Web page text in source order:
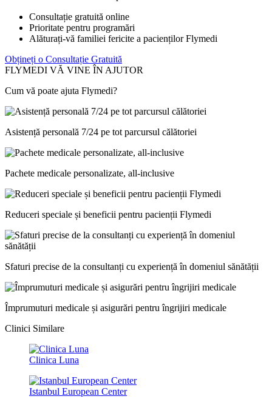
Consultație gratuită online
Prioritate pentru programări
Alăturați-vă familiei fericite a pacienților Flymedi
Obțineți o Consultație Gratuită
FLYMEDI VĂ VINE ÎN AJUTOR
Cum vă poate ajuta Flymedi?
Asistență personală 7/24 pe tot parcursul călătoriei
Pachete medicale personalizate, all-inclusive
Reduceri speciale și beneficii pentru pacienții Flymedi
Sfaturi precise de la consultanți cu experiență în domeniul sănătății
Împrumuturi medicale și asigurări pentru îngrijiri medicale
Clinici Similare
Clinica Luna
Istanbul European Center